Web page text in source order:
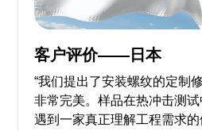
客户评价——日本
“我们提出了安装螺纹的定制
非常完美。样品在热冲击测
遇到一家真正理解工程需求